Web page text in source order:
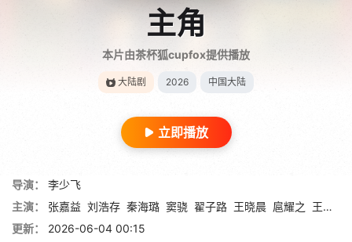
主角
本片由茶杯狐cupfox提供播放
大陆剧 2026 中国大陆
立即播放
导演：
李少飞
主演：
张嘉益 刘浩存 秦海璐 窦骁 翟子路 王晓晨 扈耀之 王海燕
更新：
2026-06-04 00:15